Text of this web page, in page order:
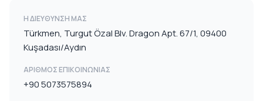
Η ΔΙΕΥΘΥΝΣΗ ΜΑΣ
Türkmen, Turgut Özal Blv. Dragon Apt. 67/1, 09400
Kuşadası/Aydın
ΑΡΙΘΜΌΣ ΕΠΙΚΟΙΝΩΝΊΑΣ
+90 5073575894